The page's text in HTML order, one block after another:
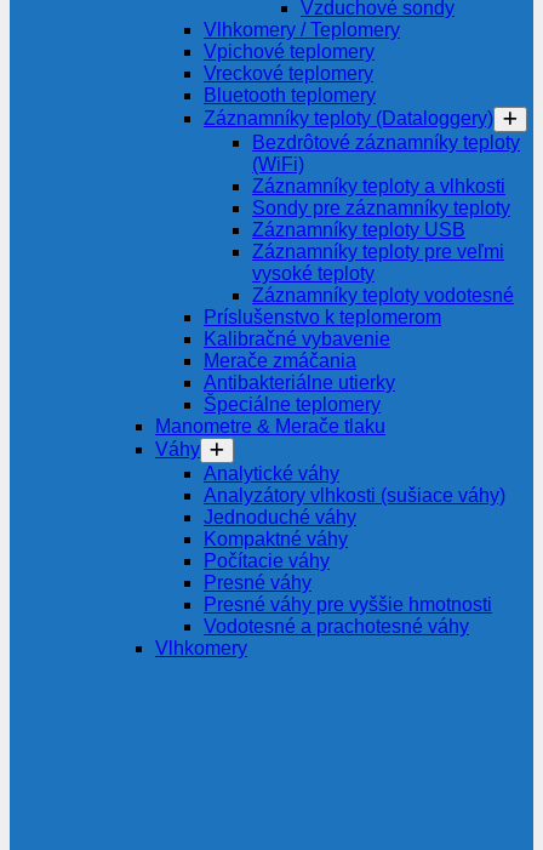
Vzduchové sondy
Vlhkomery / Teplomery
Vpichové teplomery
Vreckové teplomery
Bluetooth teplomery
Záznamníky teploty (Dataloggery)
Bezdrôtové záznamníky teploty
(WiFi)
Záznamníky teploty a vlhkosti
Sondy pre záznamníky teploty
Záznamníky teploty USB
Záznamníky teploty pre veľmi
vysoké teploty
Záznamníky teploty vodotesné
Príslušenstvo k teplomerom
Kalibračné vybavenie
Merače zmáčania
Antibakteriálne utierky
Špeciálne teplomery
Manometre & Merače tlaku
Váhy
Analytické váhy
Analyzátory vlhkosti (sušiace váhy)
Jednoduché váhy
Kompaktné váhy
Počítacie váhy
Presné váhy
Presné váhy pre vyššie hmotnosti
Vodotesné a prachotesné váhy
Vlhkomery